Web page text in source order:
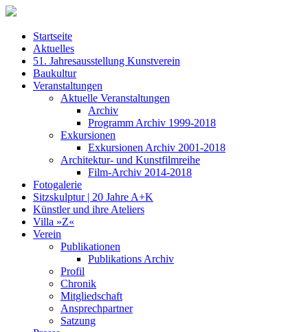
Startseite
Aktuelles
51. Jahresausstellung Kunstverein
Baukultur
Veranstaltungen
Aktuelle Veranstaltungen
Archiv
Programm Archiv 1999-2018
Exkursionen
Exkursionen Archiv 2001-2018
Architektur- und Kunstfilmreihe
Film-Archiv 2014-2018
Fotogalerie
Sitzskulptur | 20 Jahre A+K
Künstler und ihre Ateliers
Villa »Z«
Verein
Publikationen
Publikations Archiv
Profil
Chronik
Mitgliedschaft
Ansprechpartner
Satzung